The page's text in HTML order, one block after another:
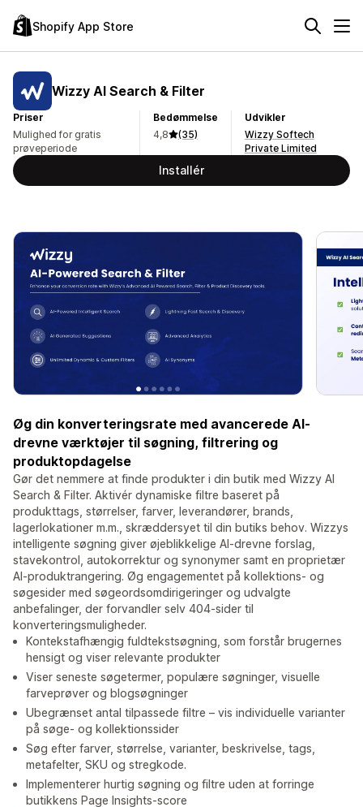
Shopify App Store
Wizzy AI Search & Filter
Priser
Mulighed for gratis
prøveperiode
Bedømmelse
4,8
(35)
Udvikler
Wizzy Softech
Private Limited
Installér
Øg din konverteringsrate med avancerede AI-
drevne værktøjer til søgning, filtrering og
produktopdagelse
Gør det nemmere at finde produkter i din butik med Wizzy AI
Search & Filter. Aktivér dynamiske filtre baseret på
produkttags, størrelser, farver, leverandører, brands,
lagerlokationer m.m., skræddersyet til din butiks behov. Wizzys
intelligente søgning giver øjeblikkelige AI-drevne forslag,
stavekontrol, autokorrektur og synonymer samt en proprietær
AI-produktrangering. Øg engagementet på kollektions- og
søgesider med søgeordsomdirigeringer og udvalgte
anbefalinger, der forvandler selv 404-sider til
konverteringsmuligheder.
Kontekstafhængig fuldtekstsøgning, som forstår brugernes
hensigt og viser relevante produkter
Viser seneste søgetermer, populære søgninger, visuelle
farveprøver og blogsøgninger
Ubegrænset antal tilpassede filtre – vis individuelle varianter
på søge- og kollektionssider
Søg efter farver, størrelse, varianter, beskrivelse, tags,
metafelter, SKU og stregkode.
Implementerer hurtig søgning og filtre uden at forringe
butikkens Page Insights-score